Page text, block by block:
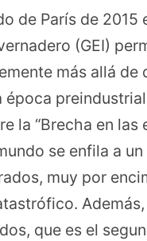
de París de 2015
(GEI)
más allá
la “Brecha en las
se enfila a
muy por
que es el